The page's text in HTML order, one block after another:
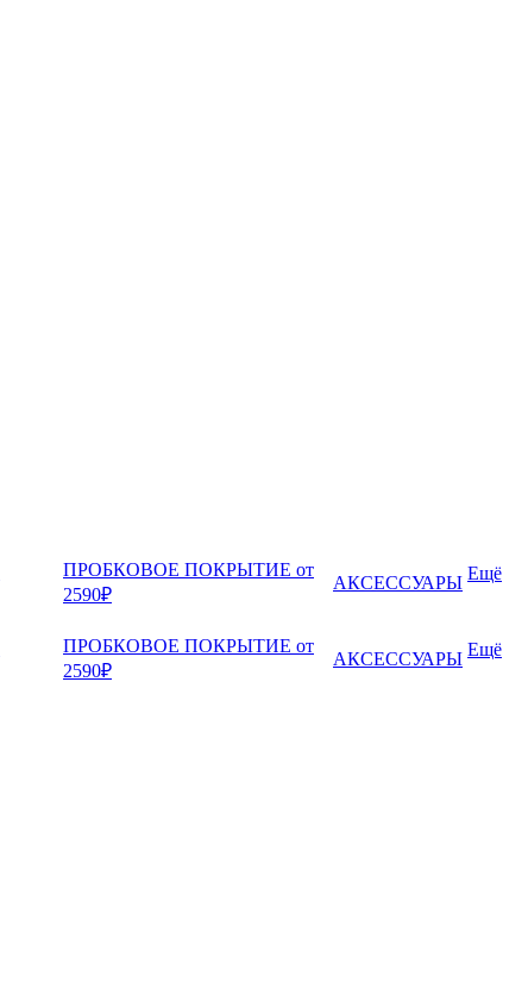
ПРОБКОВОЕ ПОКРЫТИЕ от
2590₽
АКСЕССУАРЫ Ещё
ПРОБКОВОЕ ПОКРЫТИЕ от
2590₽
АКСЕССУАРЫ Ещё